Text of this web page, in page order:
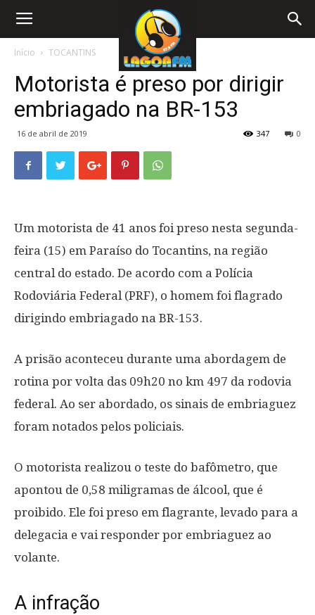
Início TOCANTINS
Motorista é preso por dirigir
embriagado na BR-153
16 de abril de 2019 0
347
Um motorista de 41 anos foi preso nesta segunda-
feira (15) em Paraíso do Tocantins, na região
central do estado. De acordo com a Polícia
Rodoviária Federal (PRF), o homem foi flagrado
dirigindo embriagado na BR-153.
A prisão aconteceu durante uma abordagem de
rotina por volta das 09h20 no km 497 da rodovia
federal. Ao ser abordado, os sinais de embriaguez
foram notados pelos policiais.
O motorista realizou o teste do bafômetro, que
apontou de 0,58 miligramas de álcool, que é
proibido. Ele foi preso em flagrante, levado para a
delegacia e vai responder por embriaguez ao
volante.
A infração